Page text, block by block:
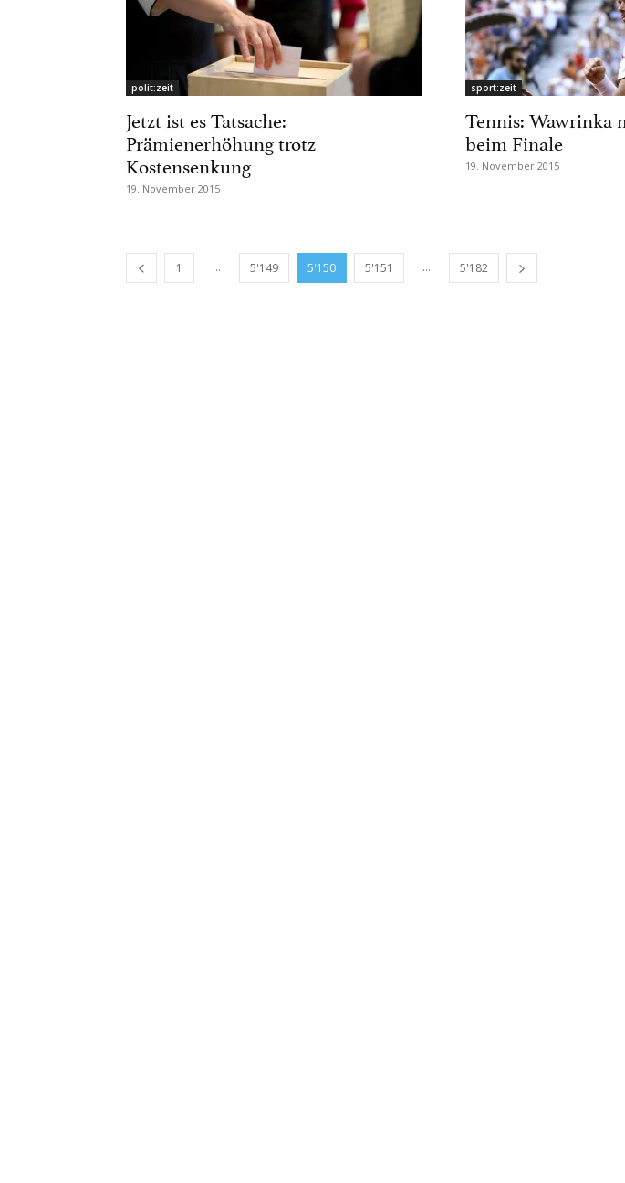
polit:zeit
Jetzt ist es Tatsache:
Prämienerhöhung trotz
Kostensenkung
19. November 2015
sport:zeit
Tennis: Wawrinka
beim Finale
19. November 2015
1 ... 5'149 5'150 5'151 ... 5'182